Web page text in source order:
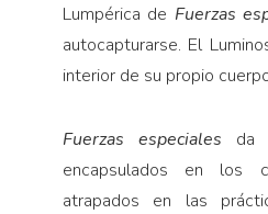
Lumpérica de Fuerzas
autocapturarse. El
interior de su propio
Fuerzas especiales da
encapsulados en los
atrapados en las